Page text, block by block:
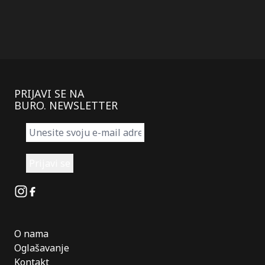
PRIJAVI SE NA
BURO. NEWSLETTER
Instagram
Facebook
O nama
Oglašavanje
Kontakt